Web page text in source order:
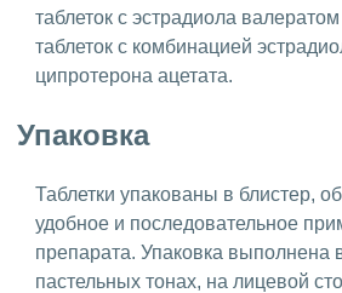
таблеток с эстрадиола
таблеток с комбинацией
ципротерона ацетата.
Упаковка
Таблетки упакованы в блистер,
удобное и последовательное
препарата. Упаковка выполнена
пастельных тонах, на лицевой